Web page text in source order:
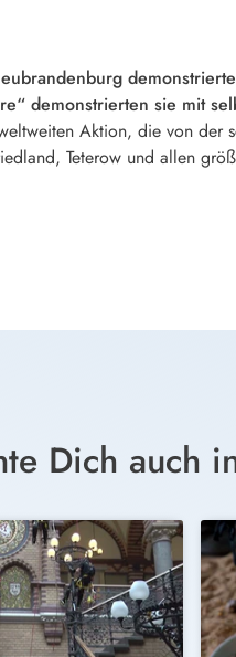
demonstrierten sie mit
Aktion, die von der
Teterow und allen
Dich auch